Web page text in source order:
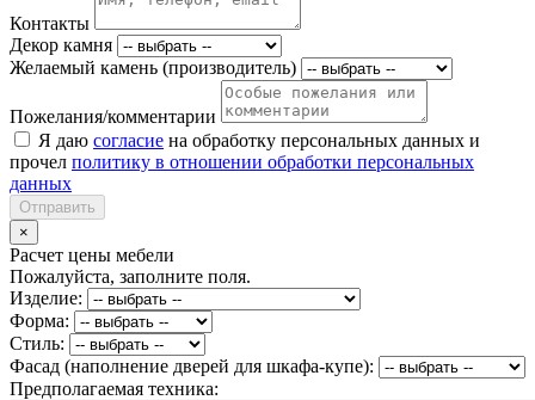
Контакты
Декор камня
Желаемый камень (производитель)
Пожелания/комментарии
Я даю согласие на обработку персональных данных и
прочел политику в отношении обработки персональных
данных
Отправить
×
Расчет цены мебели
Пожалуйста, заполните поля.
Изделие:
Форма:
Стиль:
Фасад (наполнение дверей для шкафа-купе):
Предполагаемая техника: